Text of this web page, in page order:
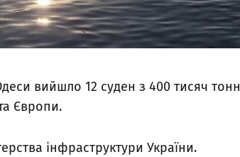
вийшло 12 суден з 400 тисяч тонн
Європи.
інфраструктури України.